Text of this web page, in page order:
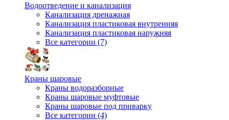
Водоотведение и канализация
Канализация дренажная
Канализация пластиковая внутренняя
Канализация пластиковая наружняя
Все категории (7)
Краны шаровые
Краны водоразборные
Краны шаровые муфтовые
Краны шаровые под приварку
Все категории (4)